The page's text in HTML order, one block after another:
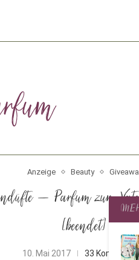
Anzeige Beauty
– Parfum zum
[beendet]
10. Mai 2017 33